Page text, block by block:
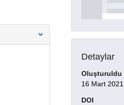
Detaylar
Oluşturuldu
16 Mart 2021
DOI